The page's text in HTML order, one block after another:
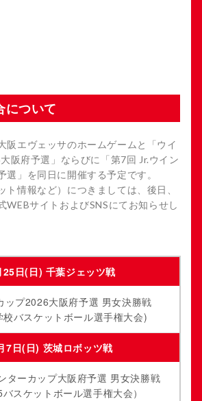
について
阪エヴェッサのホームゲームと「ウイ
阪府予選」ならびに「第7回 Jr.ウイン
選」を同日に開催する予定です。
ト情報など）につきましては、後日、
WEBサイトおよびSNSにてお知らせし
25日(日) 千葉ジェッツ戦
ップ2026大阪府予選 男女決勝戦
校バスケットボール選手権大会)
7日(日) 茨城ロボッツ戦
ターカップ大阪府予選 男女決勝戦
バスケットボール選手権大会）